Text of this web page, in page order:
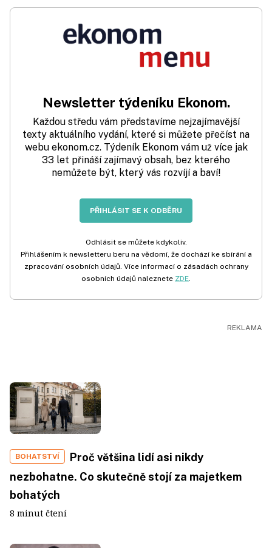
Newsletter týdeníku Ekonom.
Každou středu vám představíme nejzajímavější
texty aktuálního vydání, které si můžete přečíst na
webu ekonom.cz. Týdeník Ekonom vám už více jak
33 let přináší zajímavý obsah, bez kterého
nemůžete být, který vás rozvíjí a baví!
PŘIHLÁSIT SE K ODBĚRU
Odhlásit se můžete kdykoliv.
Přihlášením k newsletteru beru na vědomí, že dochází ke sbírání a
zpracování osobních údajů. Více informací o zásadách ochrany
osobních údajů naleznete ZDE.
BOHATSTVÍ
Proč většina lidí asi nikdy
nezbohatne. Co skutečně stojí za majetkem
bohatých
8 minut čtení